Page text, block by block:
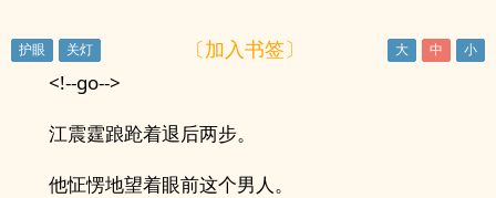
〔加入书签〕
<!--go-->
江震霆踉跄着退后两步。
他怔愣地望着眼前这个男人。